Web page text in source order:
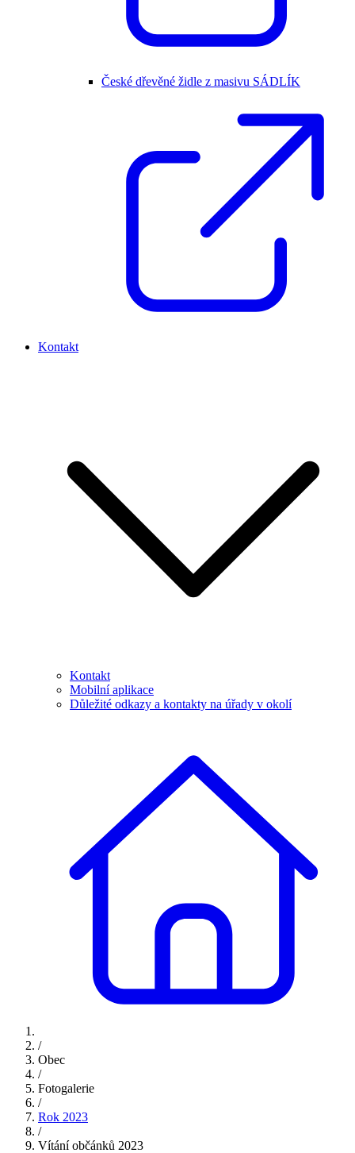
České dřevěné židle z masivu SÁDLÍK
Kontakt
Kontakt
Mobilní aplikace
Důležité odkazy a kontakty na úřady v okolí
/
Obec
/
Fotogalerie
/
Rok 2023
/
Vítání občánků 2023